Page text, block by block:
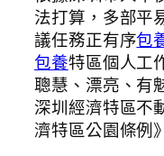
法打算，多部平
議任務正有序包
包養特區個人工
聰慧、漂亮、有
深圳經濟特區不
濟特區公園條例